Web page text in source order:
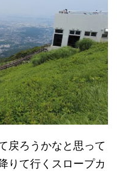
戻ろうかなと思って
りて行くスロープカ